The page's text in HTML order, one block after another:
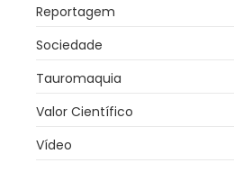
Reportagem
Sociedade
Tauromaquia
Valor Científico
Vídeo